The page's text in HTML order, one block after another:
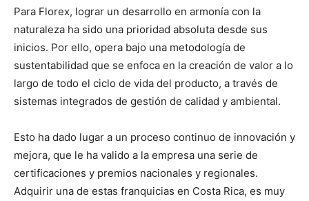
Para Florex, lograr un desarrollo en armonía con la
naturaleza ha sido una prioridad absoluta desde sus
inicios. Por ello, opera bajo una metodología de
sustentabilidad que se enfoca en la creación de valor a lo
largo de todo el ciclo de vida del producto, a través de
sistemas integrados de gestión de calidad y ambiental.
Esto ha dado lugar a un proceso continuo de innovación y
mejora, que le ha valido a la empresa una serie de
certificaciones y premios nacionales y regionales.
Adquirir una de estas franquicias en Costa Rica, es muy